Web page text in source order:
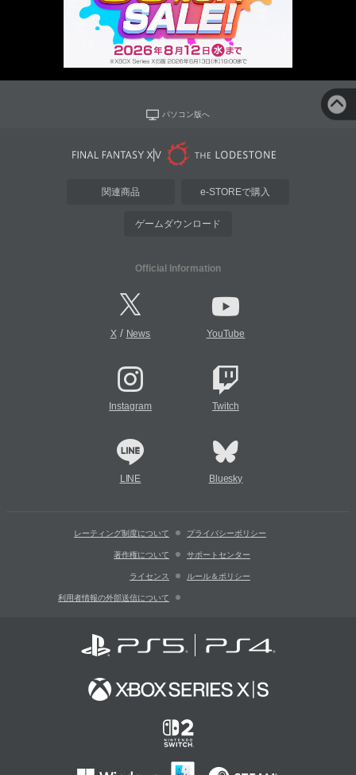
パソコン版へ
関連商品 e-STOREで購入
ゲームダウンロード
Official Information
X/ News YouTube
Instagram Twitch
LINE Bluesky
レーティング制度について プライバシーポリシー
著作権について サポートセンター
ライセンス ルール＆ポリシー
利用者情報の外部送信について